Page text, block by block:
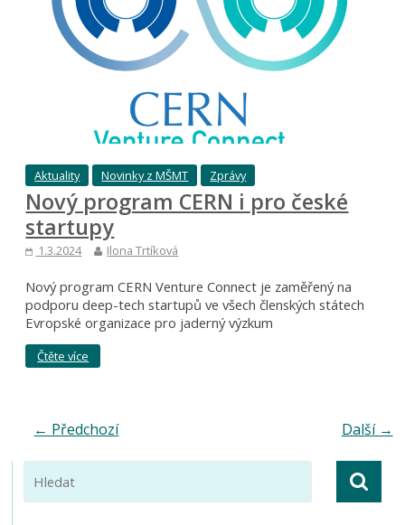
Aktuality Novinky z MŠMT Zprávy
Nový program CERN i pro české
startupy
1.3.2024 Ilona Trtíková
Nový program CERN Venture Connect je zaměřený na
podporu deep-tech startupů ve všech členských státech
Evropské organizace pro jaderný výzkum
Čtěte více
← Předchozí Další →